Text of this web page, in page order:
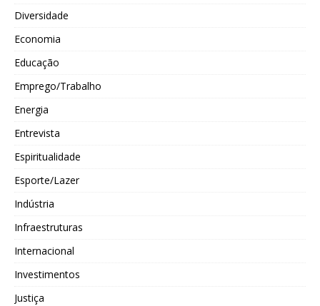
Diversidade
Economia
Educação
Emprego/Trabalho
Energia
Entrevista
Espiritualidade
Esporte/Lazer
Indústria
Infraestruturas
Internacional
Investimentos
Justiça